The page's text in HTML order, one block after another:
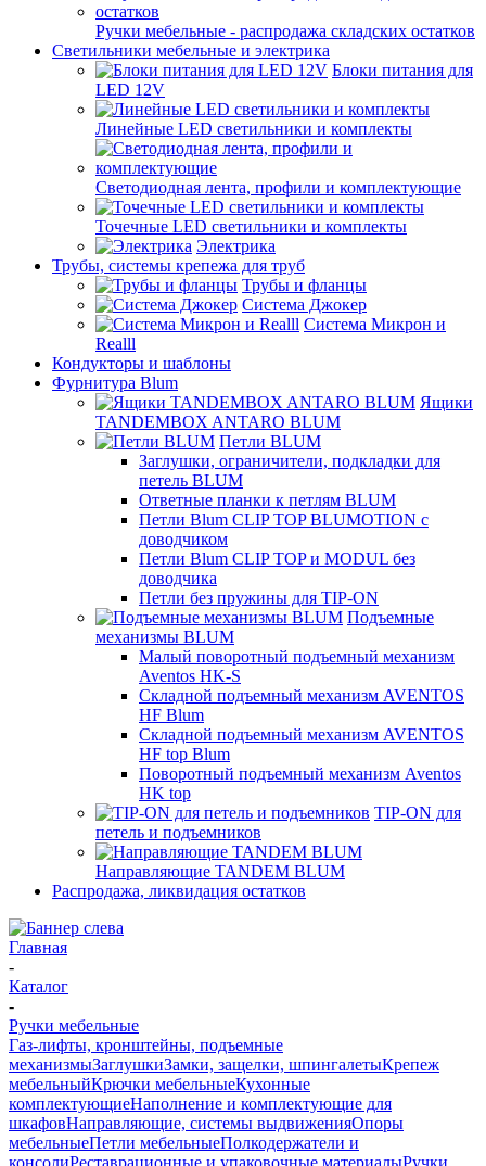
Ручки мебельные - распродажа складских остатков
Светильники мебельные и электрика
Блоки питания для
LED 12V
Линейные LED светильники и комплекты
Светодиодная лента, профили и комплектующие
Точечные LED светильники и комплекты
Электрика
Трубы, системы крепежа для труб
Трубы и фланцы
Система Джокер
Система Микрон и
Realll
Кондукторы и шаблоны
Фурнитура Blum
Ящики
TANDEMBOX ANTARO BLUM
Петли BLUM
Заглушки, ограничители, подкладки для
петель BLUM
Ответные планки к петлям BLUM
Петли Blum CLIP TOP BLUMOTION с
доводчиком
Петли Blum CLIP TOP и MODUL без
доводчика
Петли без пружины для TIP-ON
Подъемные
механизмы BLUM
Малый поворотный подъемный механизм
Aventos HK-S
Складной подъемный механизм AVENTOS
HF Blum
Складной подъемный механизм AVENTOS
HF top Blum
Поворотный подъемный механизм Aventos
HK top
TIP-ON для
петель и подъемников
Направляющие TANDEM BLUM
Распродажа, ликвидация остатков
Главная
-
Каталог
-
Ручки мебельные
Газ-лифты, кронштейны, подъемные
механизмыЗаглушкиЗамки, защелки, шпингалетыКрепеж
мебельныйКрючки мебельныеКухонные
комплектующиеНаполнение и комплектующие для
шкафовНаправляющие, системы выдвиженияОпоры
мебельныеПетли мебельныеПолкодержатели и
консолиРеставрационные и упаковочные материалыРучки